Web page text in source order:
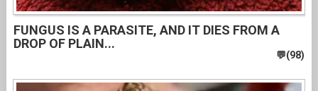
FUNGUS IS A PARASITE, AND IT DIES FROM A
DROP OF PLAIN...